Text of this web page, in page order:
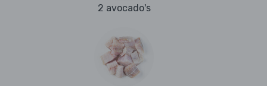
2 avocado's